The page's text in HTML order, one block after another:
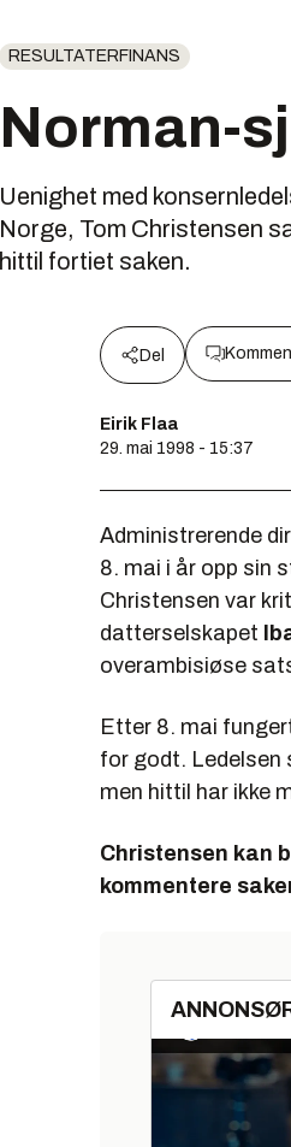
RESULTATERFINANS
Norman-
Uenighet med
Norge, Tom Christensen
hittil fortiet saken.
Del
Eirik Flaa
29. mai 1998 - 15:37
Administrerende
8. mai i år opp sin
Christensen var
datterselskapet
overambisiøse
Etter 8. mai
for godt. Ledelsen
men hittil har ikke
Christensen kan
kommentere